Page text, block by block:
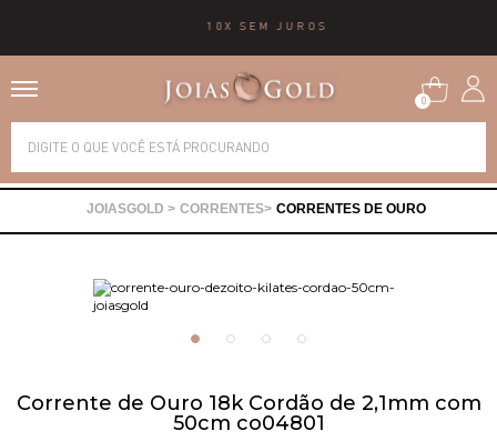
10X SEM JUROS
0
CORRENTES CORRENTES DE OURO
Corrente de Ouro 18k Cordão de 2,1mm com
50cm co04801
Alianças
Brincos